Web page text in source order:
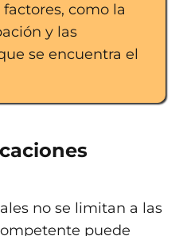
como la
y las
se encuentra el
no se limitan a las
puede